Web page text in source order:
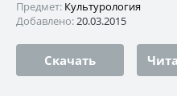
Предмет: Культурология
Добавлено:20.03.2015
Скачать